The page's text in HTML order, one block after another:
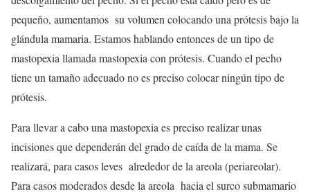
pequeño, aumentamos su volumen colocando una prótesis bajo la
glándula mamaria. Estamos hablando entonces de un tipo de
mastopexia llamada mastopexia con prótesis. Cuando el pecho
tiene un tamaño adecuado no es preciso colocar ningún tipo de
prótesis.
Para llevar a cabo una mastopexia es preciso realizar unas
incisiones que dependerán del grado de caída de la mama. Se
realizará, para casos leves alrededor de la areola (periareolar).
Para casos moderados desde la areola hacia el surco submamario